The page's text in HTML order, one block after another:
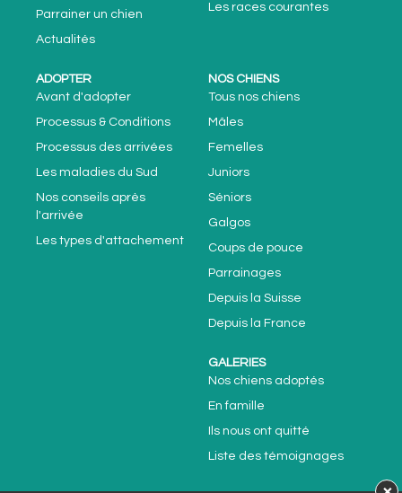
Parrainer un chien
Actualités
Les races courantes
ADOPTER
Avant d'adopter
Processus & Conditions
Processus des arrivées
Les maladies du Sud
Nos conseils après
l'arrivée
Les types d'attachement
NOS CHIENS
Tous nos chiens
Mâles
Femelles
Juniors
Séniors
Galgos
Coups de pouce
Parrainages
Depuis la Suisse
Depuis la France
GALERIES
Nos chiens adoptés
En famille
Ils nous ont quitté
Liste des témoignages